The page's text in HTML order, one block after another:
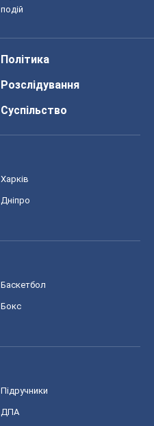
подій
Політика
Розслідування
Суспільство
Харків
Дніпро
Баскетбол
Бокс
Підручники
ДПА